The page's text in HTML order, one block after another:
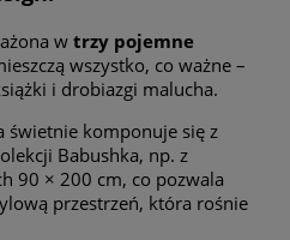
w trzy pojemne
wszystko, co ważne –
i drobiazgi malucha.
świetnie komponuje się z
Babushka, np. z
90 × 200 cm, co pozwala
przestrzeń, która rośnie